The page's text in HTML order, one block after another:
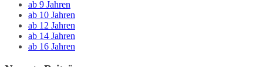
ab 9 Jahren
ab 10 Jahren
ab 12 Jahren
ab 14 Jahren
ab 16 Jahren